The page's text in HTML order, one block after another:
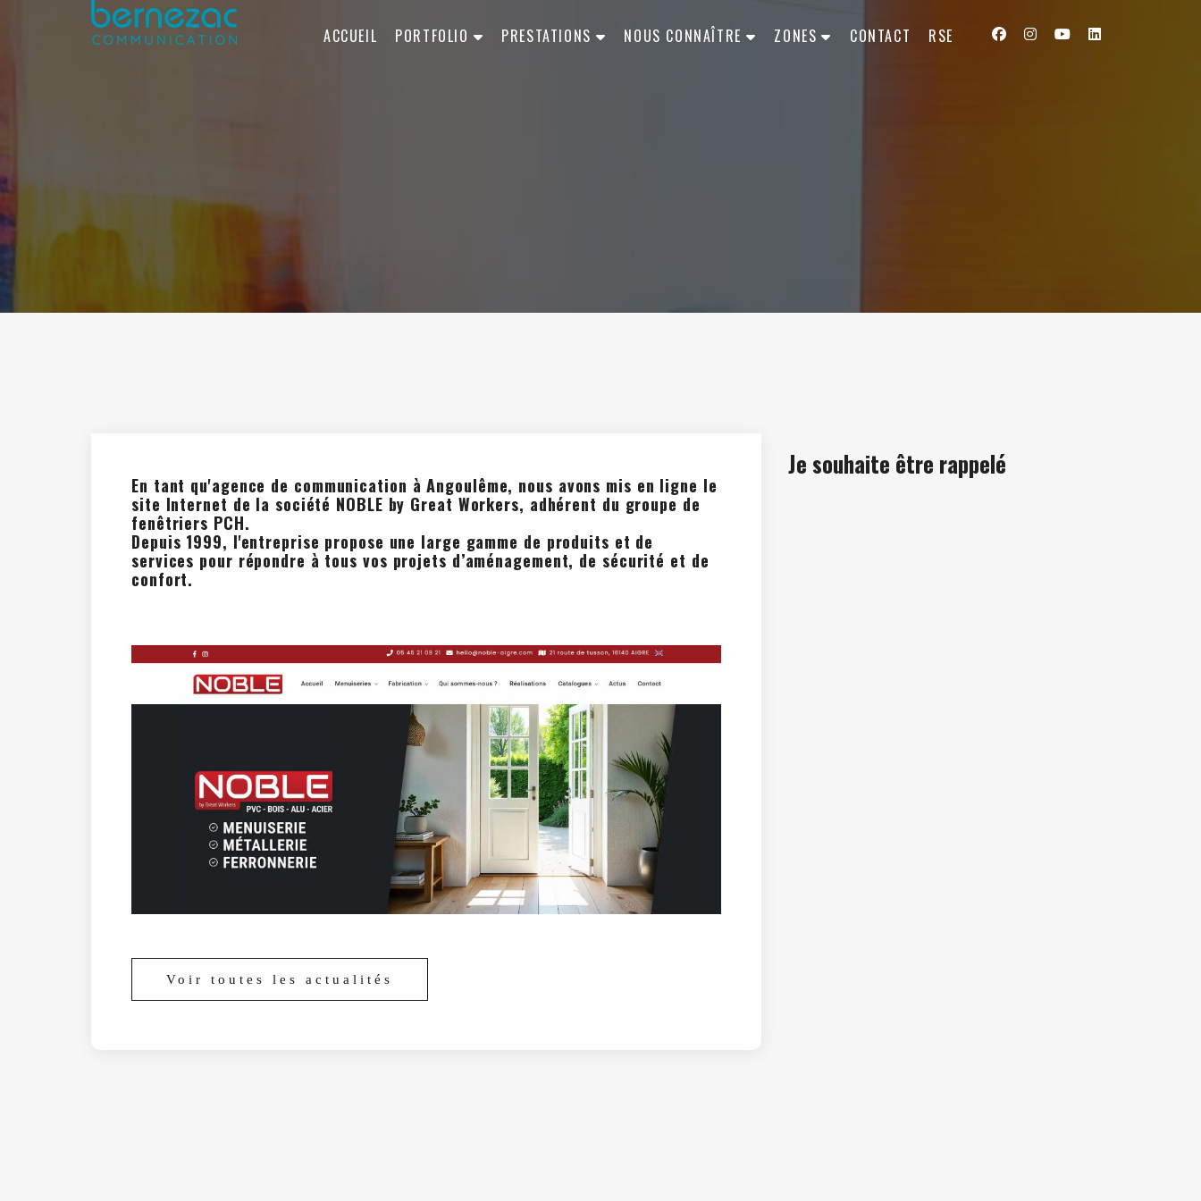
ACCUEIL PORTFOLIO PRESTATIONS NOUS CONNAÎTRE ZONES CONTACT RSE
En tant qu'agence de communication à Angoulême, nous avons mis en ligne le
site Internet de la société NOBLE by Great Workers, adhérent du groupe de
fenêtriers PCH.
Depuis 1999, l'entreprise propose une large gamme de produits et de
services pour répondre à tous vos projets d’aménagement, de sécurité et de
confort.
Voir toutes les actualités
Je souhaite être rappelé